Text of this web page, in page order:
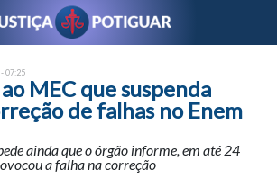
07:25
MEC que suspenda
de falhas no Enem
ainda que o órgão informe, em até 24
a falha na correção